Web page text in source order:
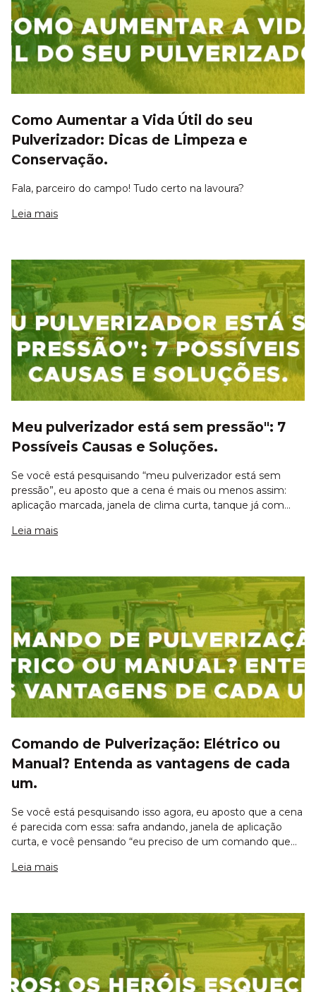
Como Aumentar a Vida Útil do seu
Pulverizador: Dicas de Limpeza e
Conservação.
Fala, parceiro do campo! Tudo certo na lavoura?
Leia mais
Meu pulverizador está sem pressão": 7
Possíveis Causas e Soluções.
Se você está pesquisando “meu pulverizador está sem
pressão”, eu aposto que a cena é mais ou menos assim:
aplicação marcada, janela de clima curta, tanque já com
manômetro não sobe, a barra “mija” fra
Leia mais
Comando de Pulverização: Elétrico ou
Manual? Entenda as vantagens de cada
um.
Se você está pesquisando isso agora, eu aposto que a cena
é parecida com essa: safra andando, janela de aplicação
curta, e você pensando “eu preciso de um comando que
certo em olhar para isso co
Leia mais